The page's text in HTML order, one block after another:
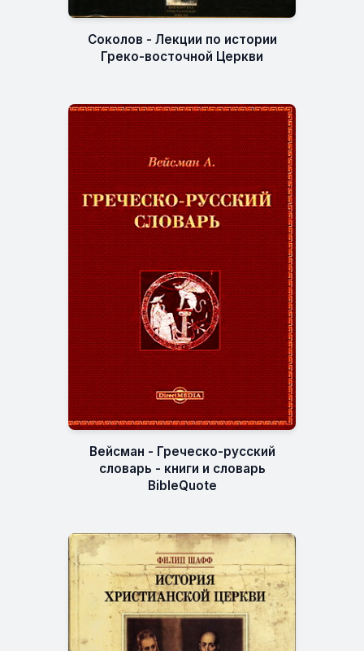
Соколов - Лекции по истории
Греко-восточной Церкви
Вейсман - Греческо-русский
словарь - книги и словарь
BibleQuote